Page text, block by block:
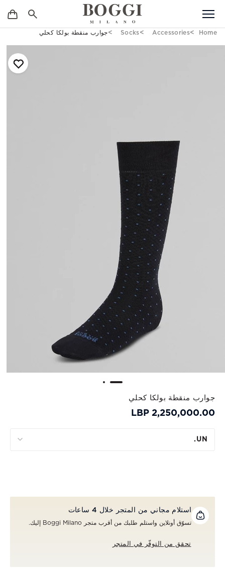
Home
Accessories
Socks جوارب منقطة بولكا كحلي
جوارب منقطة بولكا كحلي
2,250,000.00 LBP
UN.
استلام مجاني من المتجر خلال 4 ساعات
تسوّق أونلاين واستلم طلبك من أقرب متجر Boggi Milano إليك.
تحقق من التوفّر في المتجر